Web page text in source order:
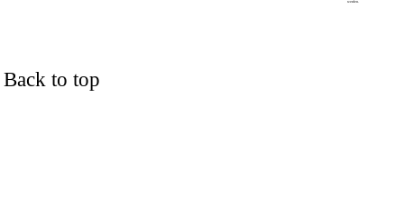
werden.
Back to top